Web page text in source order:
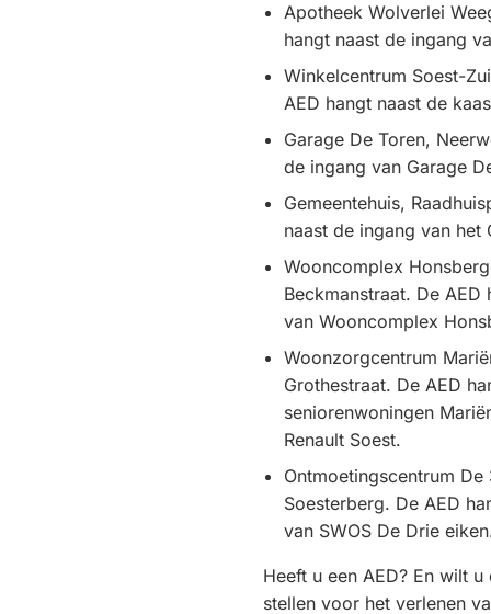
Apotheek Wolverlei
hangt naast de ingang
Winkelcentrum Soest-
AED hangt naast de
Garage De Toren,
de ingang van Garage
Gemeentehuis,
naast de ingang van het
Wooncomplex
Beckmanstraat. De
van Wooncomplex
Woonzorgcentrum
Grothestraat. De AED
seniorenwoningen
Renault Soest.
Ontmoetingscentrum
Soesterberg. De AED
van SWOS De Drie
Heeft u een AED? En wilt
stellen voor het verlenen